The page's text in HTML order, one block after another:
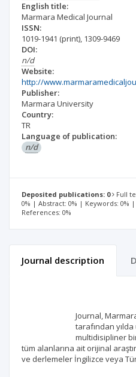
English title:
Marmara Medical Journal
ISSN:
1019-1941 (print), 1309-9469
DOI:
n/d
Website:
http://
Publisher:
Marmara University
Country:
TR
Language of publication:
n/d
Deposited publications: 0
Full
0% | Abstract: 0% | Keywords: 0% |
References: 0%
Journal description
Journal,
tarafından
multidisipliner
tüm alanlarına ait orijinal
ve derlemeler İngilizce veya